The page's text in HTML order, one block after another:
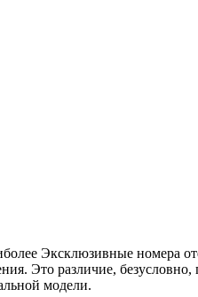
Эксклюзивные номера
Это различие,
модели.